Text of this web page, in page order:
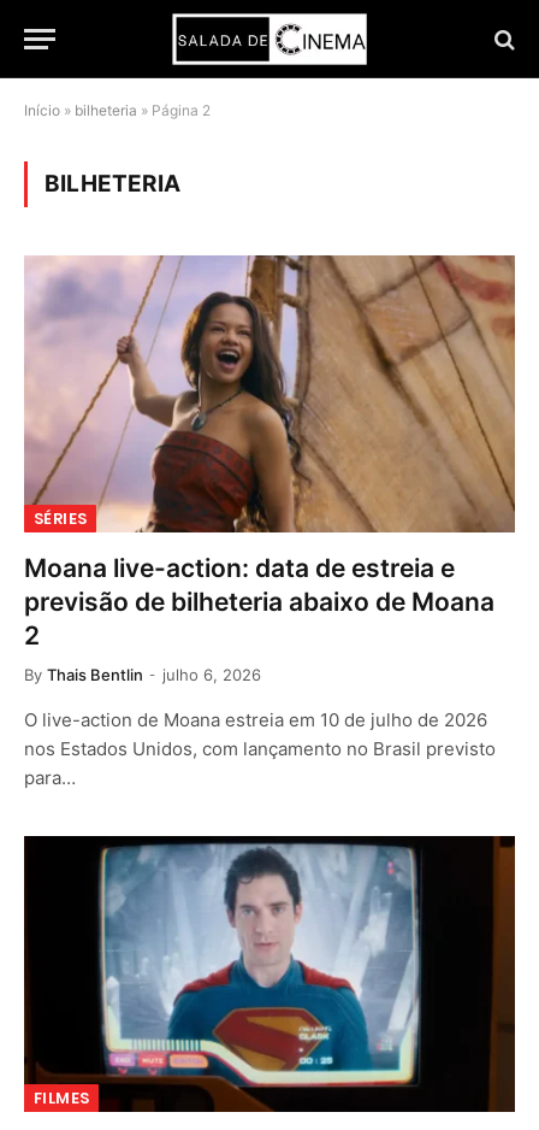
Início » bilheteria » Página 2
BILHETERIA
SÉRIES
Moana live-action: data de estreia e
previsão de bilheteria abaixo de Moana
2
By Thais Bentlin julho 6, 2026
O live-action de Moana estreia em 10 de julho de 2026
nos Estados Unidos, com lançamento no Brasil previsto
para…
FILMES